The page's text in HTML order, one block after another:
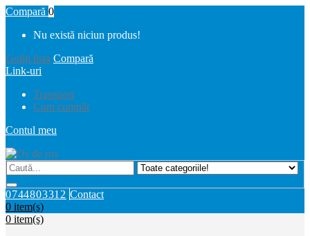
Compară 0
Nu există niciun produs!
Goliți lista Compară
Link-uri
Transport
Cum cumpăr
Contul meu
0744803312 Contact
0 item(s)
0 item(s)